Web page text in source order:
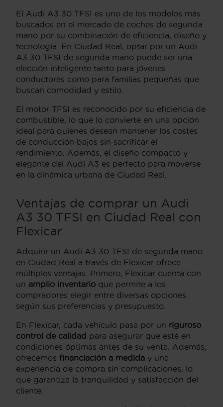
El Audi A3 30 TFSI es uno de los modelos más
buscados en el mercado de coches de segunda
mano por su combinación de eficiencia, diseño y
tecnología. En Ciudad Real, optar por un Audi
A3 30 TFSI de segunda mano puede ser una
elección inteligente tanto para jóvenes
conductores como para familias pequeñas que
buscan comodidad y estilo.
El motor TFSI es reconocido por su eficiencia de
combustible, lo que lo convierte en una opción
ideal para quienes desean mantener los costes
de conducción bajos sin sacrificar el
rendimiento. Además, el diseño compacto y
elegante del Audi A3 es perfecto para moverse
en la dinámica urbana de Ciudad Real.
Ventajas de comprar un Audi
A3 30 TFSI en Ciudad Real con
Flexicar
Adquirir un Audi A3 30 TFSI de segunda mano
en Ciudad Real a través de Flexicar ofrece
múltiples ventajas. Primero, Flexicar cuenta con
un amplio inventario que permite a los
compradores elegir entre diversas opciones
según sus preferencias y presupuesto.
En Flexicar, cada vehículo pasa por un riguroso
control de calidad para asegurar que esté en
condiciones óptimas antes de su venta. Además,
ofrecemos financiación a medida y una
experiencia de compra sin complicaciones, lo
que garantiza la tranquilidad y satisfacción del
cliente.